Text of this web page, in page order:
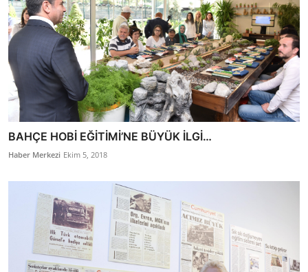
BAHÇE HOBİ EĞİTİMİ’NE BÜYÜK İLGİ…
Haber Merkezi Ekim 5, 2018